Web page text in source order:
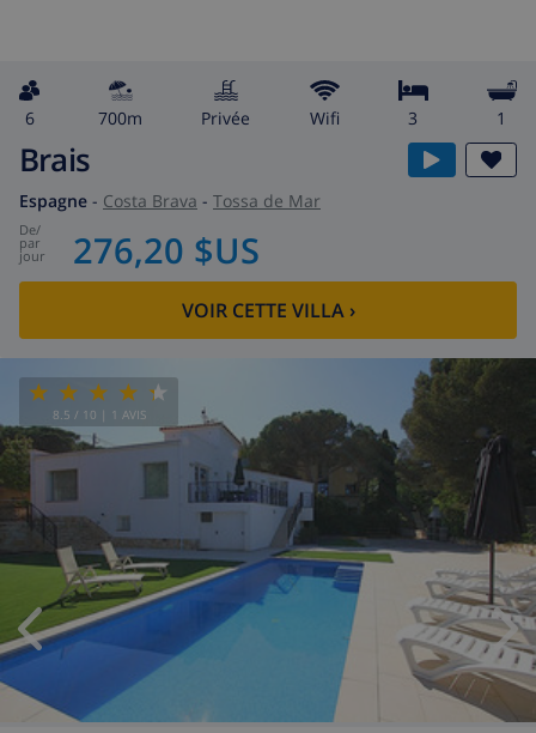
6 700m privée wifi 3 1
Brais
Espagne - Costa Brava - Tossa de Mar
de/
par
jour 276,20 $US
VOIR CETTE VILLA›
8.5 / 10 | 1 AVIS